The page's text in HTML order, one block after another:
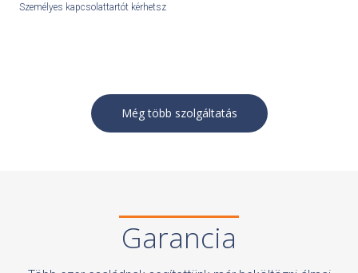
Személyes kapcsolattartót kérhetsz
Még több szolgáltatás
Garancia